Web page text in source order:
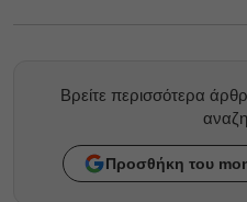
Βρείτε περισσότερα
Προσθήκη του